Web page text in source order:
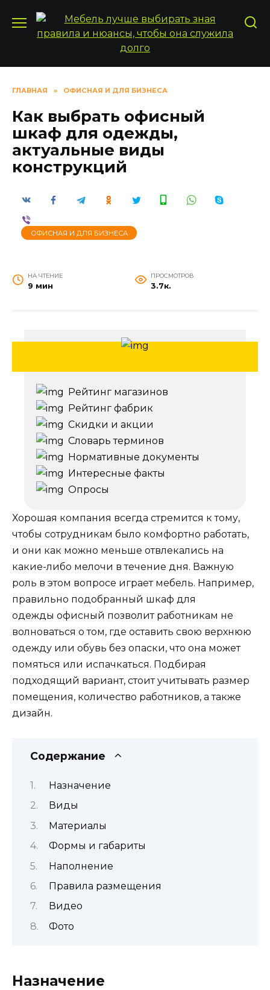
содержанию
ГЛАВНАЯ » ОФИСНАЯ И ДЛЯ БИЗНЕСА
Как выбрать офисный
шкаф для одежды,
актуальные виды
конструкций
ОФИСНАЯ И ДЛЯ БИЗНЕСА
НА ЧТЕНИЕ
9 мин
ПРОСМОТРОВ
3.7к.
Рейтинг магазинов
Рейтинг фабрик
Скидки и акции
Словарь терминов
Нормативные документы
Интересные факты
Опросы
Хорошая компания всегда стремится к тому,
чтобы сотрудникам было комфортно работать,
и они как можно меньше отвлекались на
какие-либо мелочи в течение дня. Важную
роль в этом вопросе играет мебель. Например,
правильно подобранный шкаф для
одежды офисный позволит работникам не
волноваться о том, где оставить свою верхнюю
одежду или обувь без опаски, что она может
помяться или испачкаться. Подбирая
подходящий вариант, стоит учитывать размер
помещения, количество работников, а также
дизайн.
Содержание
Назначение
Виды
Материалы
Формы и габариты
Наполнение
Правила размещения
Видео
Фото
Назначение